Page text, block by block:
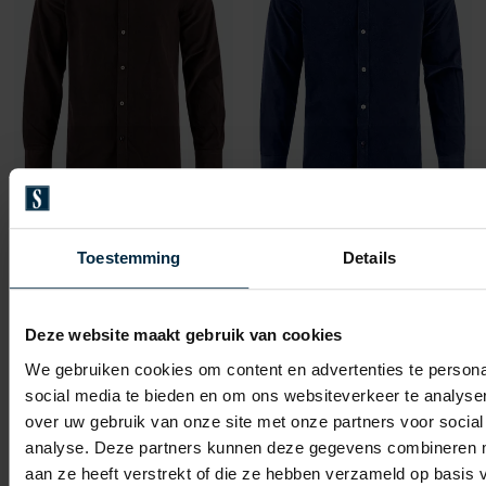
Toestemming Details
Deze website maakt gebruik van cookies
We gebruiken cookies om content en advertenties te
social media te bieden en om ons websiteverkeer te
over uw gebruik van onze site met onze partners voor
analyse. Deze partners kunnen deze gegevens combineren
aan ze heeft verstrekt of die ze hebben verzameld op basis
A Fish Named Fred
overhemd bruin effen
A Fish Named Fred
overhemd donkerblauw
Toevoegen aan favorieten